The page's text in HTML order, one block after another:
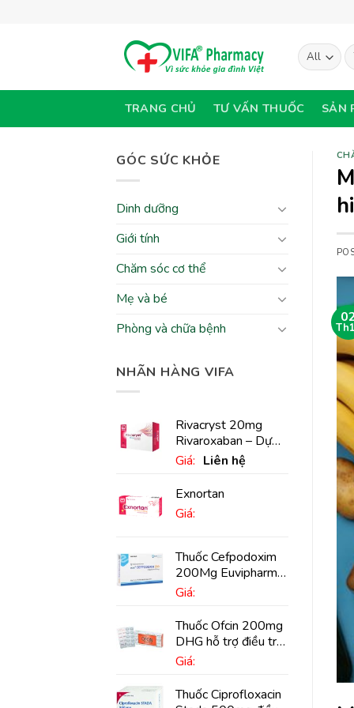
TRANG CHỦ TƯ VẤN THUỐC SẢN
GÓC SỨC KHỎE
Dinh dưỡng
Giới tính
Chăm sóc cơ thể
Mẹ và bé
Phòng và chữa bệnh
NHÃN HÀNG VIFA
Rivacryst 20mg
Rivaroxaban – Dự
phòng đột quỵ,
huyết khối tĩnh mạch
Giá: Liên hệ
Exnortan
Giá:
Thuốc Cefpodoxim
200Mg Euvipharm
điều trị nhiễm khuẩn
Giá:
Thuốc Ofcin 200mg
DHG hỗ trợ điều trị
viêm phế quản nặng
Giá:
Thuốc Ciprofloxacin